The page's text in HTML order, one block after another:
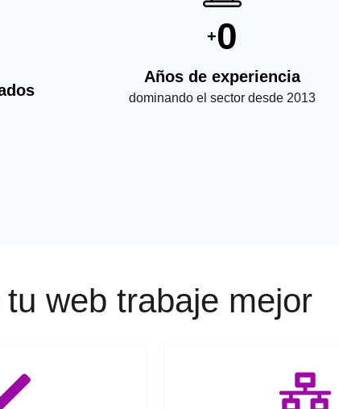
+0
Años de experiencia
dominando el sector desde 2013
web trabaje mejor